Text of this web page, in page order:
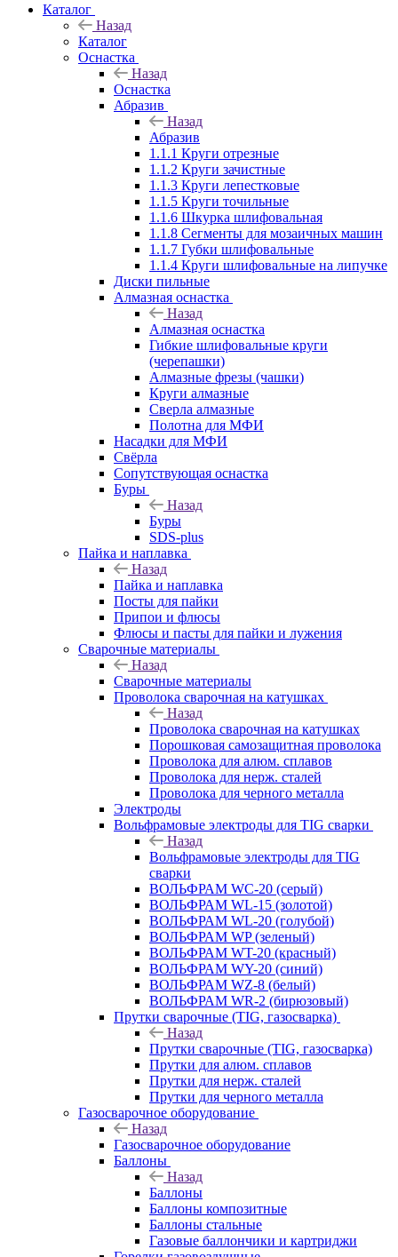
Каталог
Назад
Каталог
Оснастка
Назад
Оснастка
Абразив
Назад
Абразив
1.1.1 Круги отрезные
1.1.2 Круги зачистные
1.1.3 Круги лепестковые
1.1.5 Круги точильные
1.1.6 Шкурка шлифовальная
1.1.8 Сегменты для мозаичных машин
1.1.7 Губки шлифовальные
1.1.4 Круги шлифовальные на липучке
Диски пильные
Алмазная оснастка
Назад
Алмазная оснастка
Гибкие шлифовальные круги
(черепашки)
Алмазные фрезы (чашки)
Круги алмазные
Сверла алмазные
Полотна для МФИ
Насадки для МФИ
Свёрла
Сопутствующая оснастка
Буры
Назад
Буры
SDS-plus
Пайка и наплавка
Назад
Пайка и наплавка
Посты для пайки
Припои и флюсы
Флюсы и пасты для пайки и лужения
Сварочные материалы
Назад
Сварочные материалы
Проволока сварочная на катушках
Назад
Проволока сварочная на катушках
Порошковая самозащитная проволока
Проволока для алюм. сплавов
Проволока для нерж. сталей
Проволока для черного металла
Электроды
Вольфрамовые электроды для TIG сварки
Назад
Вольфрамовые электроды для TIG
сварки
ВОЛЬФРАМ WC-20 (серый)
ВОЛЬФРАМ WL-15 (золотой)
ВОЛЬФРАМ WL-20 (голубой)
ВОЛЬФРАМ WP (зеленый)
ВОЛЬФРАМ WT-20 (красный)
ВОЛЬФРАМ WY-20 (синий)
ВОЛЬФРАМ WZ-8 (белый)
ВОЛЬФРАМ WR-2 (бирюзовый)
Прутки сварочные (TIG, газосварка)
Назад
Прутки сварочные (TIG, газосварка)
Прутки для алюм. сплавов
Прутки для нерж. сталей
Прутки для черного металла
Газосварочное оборудование
Назад
Газосварочное оборудование
Баллоны
Назад
Баллоны
Баллоны композитные
Баллоны стальные
Газовые баллончики и картриджи